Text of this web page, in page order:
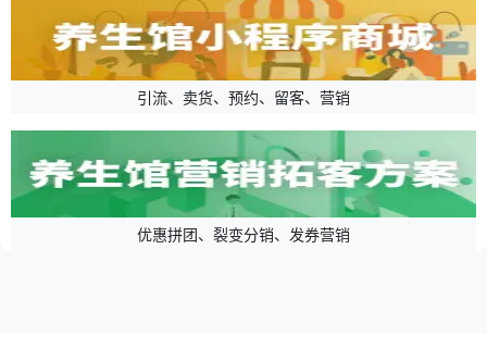
引流、卖货、预约、留客、营销
优惠拼团、裂变分销、发券营销